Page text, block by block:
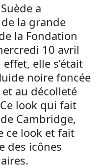
a
la grande
la Fondation
10 avril
elle s’était
noire foncée
au décolleté
look qui fait
Cambridge,
ce look et fait
des icônes